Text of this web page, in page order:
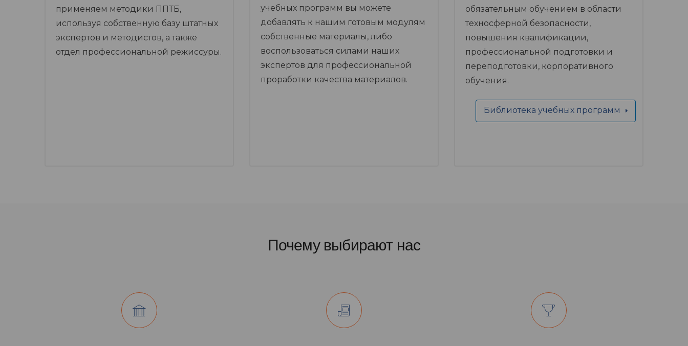
применяем методики ППТБ,
используя собственную базу штатных
экспертов и методистов, а также
отдел профессиональной режиссуры.
учебных программ вы можете
добавлять к нашим готовым модулям
собственные материалы, либо
воспользоваться силами наших
экспертов для профессиональной
проработки качества материалов.
обязательным обучением в области
техносферной безопасности,
повышения квалификации,
профессиональной подготовки и
переподготовки, корпоративного
обучения.
Библиотека учебных программ
Почему выбирают нас